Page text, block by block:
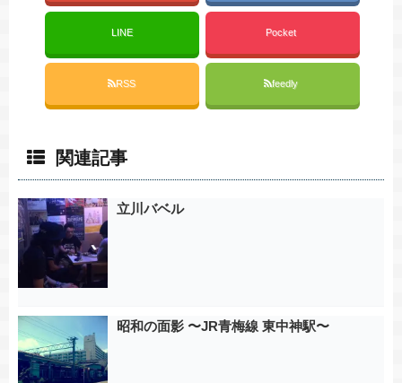
LINE Pocket
RSS feedly
関連記事
立川バベル
昭和の面影 〜JR青梅線 東中神駅〜